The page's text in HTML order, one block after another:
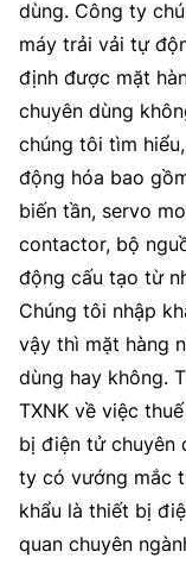
dùng. Công ty
máy trải vải tự
định được mặt
chuyên dùng
chúng tôi tìm
động hóa bao
biến tần, servo
contactor, bộ
động cấu tạo từ
Chúng tôi nhập
vậy thì mặt hàng
dùng hay không.
TXNK về việc
bị điện tử chuyên
ty có vướng mắc
khẩu là thiết bị
quan chuyên